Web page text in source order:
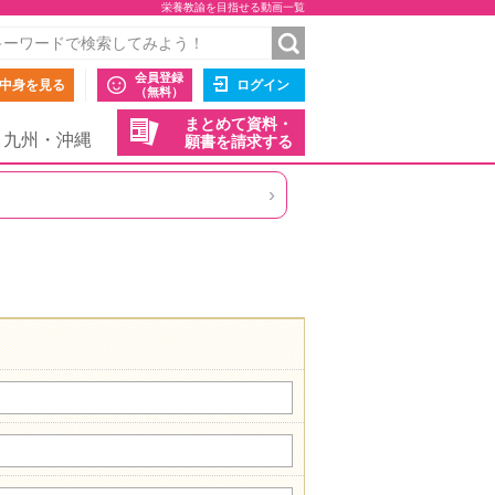
栄養教諭を目指せる動画一覧
身を見る
会員登録
（無料）
ログイン
まとめて資料・
願書を請求する
九州・沖縄
›